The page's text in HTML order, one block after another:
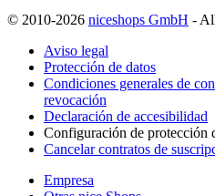
© 2010-2026 niceshops GmbH -
Aviso legal
Protección de datos
Condiciones generales de
revocación
Declaración de accesibilidad
Configuración de protección
Cancelar contratos de
Empresa